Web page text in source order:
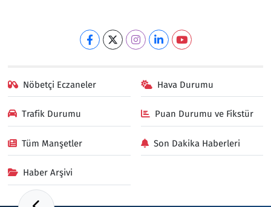
Nöbetçi Eczaneler Hava Durumu
Trafik Durumu Puan Durumu ve Fikstür
Tüm Manşetler Son Dakika Haberleri
Haber Arşivi